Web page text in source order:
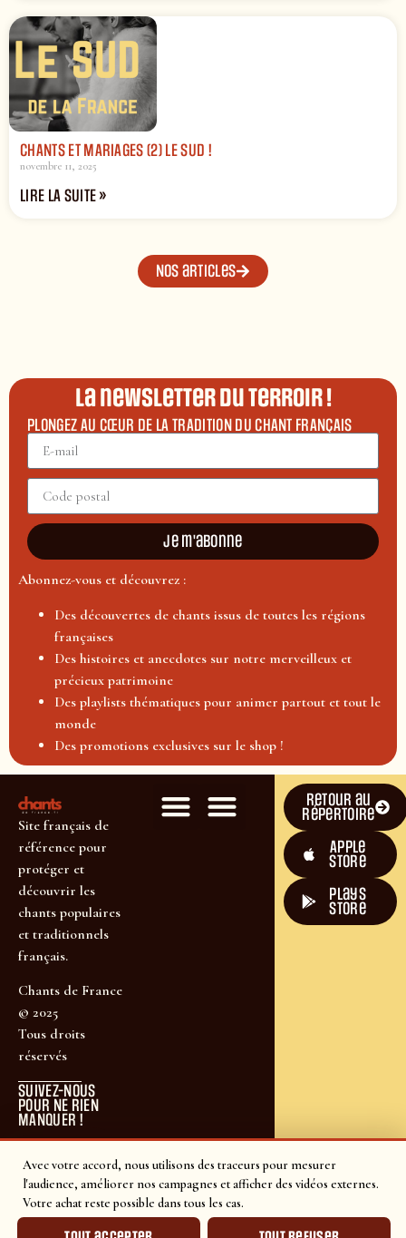
Avec votre accord, nous utilisons des traceurs pour mesurer
l'audience, améliorer nos campagnes et afficher des vidéos externes.
Votre achat reste possible dans tous les cas.
CHANTS ET MARIAGES (2) LE SUD !
novembre 11, 2025
LIRE LA SUITE »
Nos articles
La newsletter du terroir !
PLONGEZ AU CŒUR DE LA TRADITION DU CHANT FRANÇAIS
Je m'abonne
Abonnez-vous et découvrez :
Des découvertes de chants issus de toutes les régions
françaises
Des histoires et anecdotes sur notre merveilleux et
précieux patrimoine
Des playlists thématiques pour animer partout et tout le
monde
Des promotions exclusives sur le shop !
Site français de
référence pour
protéger et
découvrir les
chants populaires
et traditionnels
français.
Chants de France
© 2025
Tous droits
réservés
SUIVEZ-NOUS
POUR NE RIEN
MANQUER !
Retour au
répertoire
Apple
Store
plays
store